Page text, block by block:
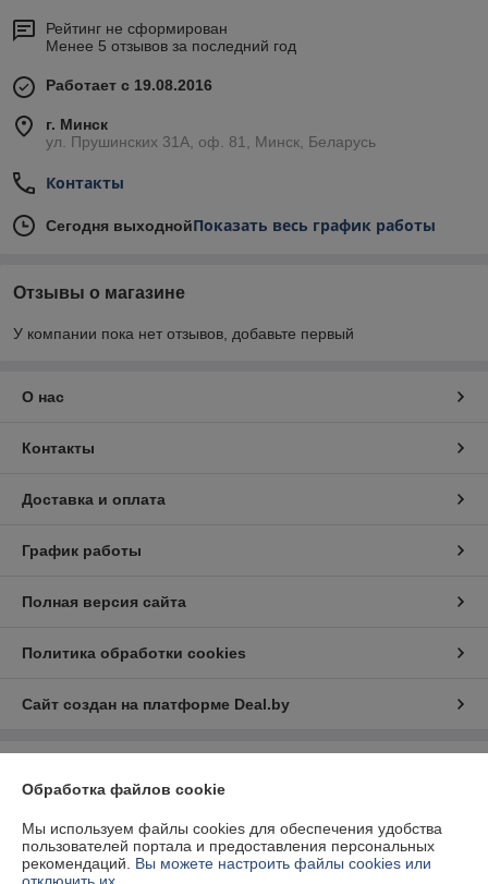
Рейтинг не сформирован
Менее 5 отзывов за последний год
Работает с 19.08.2016
г. Минск
ул. Прушинских 31А, оф. 81, Минск, Беларусь
Контакты
Сегодня выходнойПоказать весь график работы
Отзывы о магазине
У компании пока нет отзывов, добавьте первый
О нас
Контакты
Доставка и оплата
График работы
Полная версия сайта
Политика обработки cookies
Сайт создан на платформе Deal.by
220112, г. Минск, ул. Прушинских 31А, оф. 81
Регистрационный номер ЕГР: 192673377
Обработка файлов cookie
Мы используем файлы cookies для обеспечения удобства
пользователей портала и предоставления персональных
рекомендаций. Вы можете настроить файлы cookies или